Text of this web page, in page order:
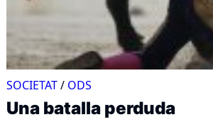
SOCIETAT/ ODS
Una batalla perduda